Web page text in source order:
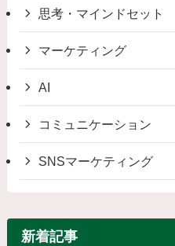
思考・マインドセット
マーケティング
AI
コミュニケーション
SNSマーケティング
新着記事